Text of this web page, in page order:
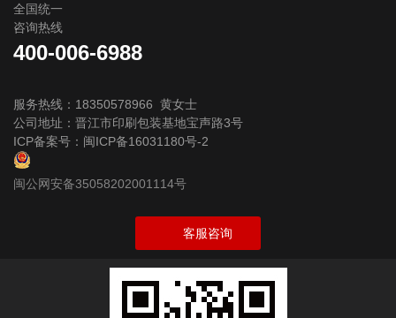
全国统一
咨询热线
400-006-6988
服务热线：18350578966 黄女士
公司地址：晋江市印刷包装基地宝声路3号
ICP备案号： 闽ICP备16031180号-2
闽公网安备35058202001114号
客服咨询